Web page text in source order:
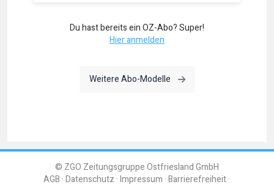
Du hast bereits ein OZ-Abo? Super!
Hier anmelden
Weitere Abo-Modelle
© ZGO Zeitungsgruppe Ostfriesland GmbH
AGB Datenschutz Impressum Barrierefreiheit